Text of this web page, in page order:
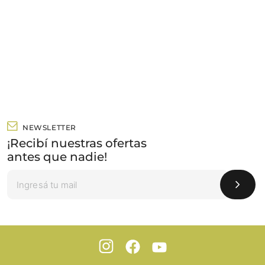
NEWSLETTER
¡Recibí nuestras ofertas
antes que nadie!